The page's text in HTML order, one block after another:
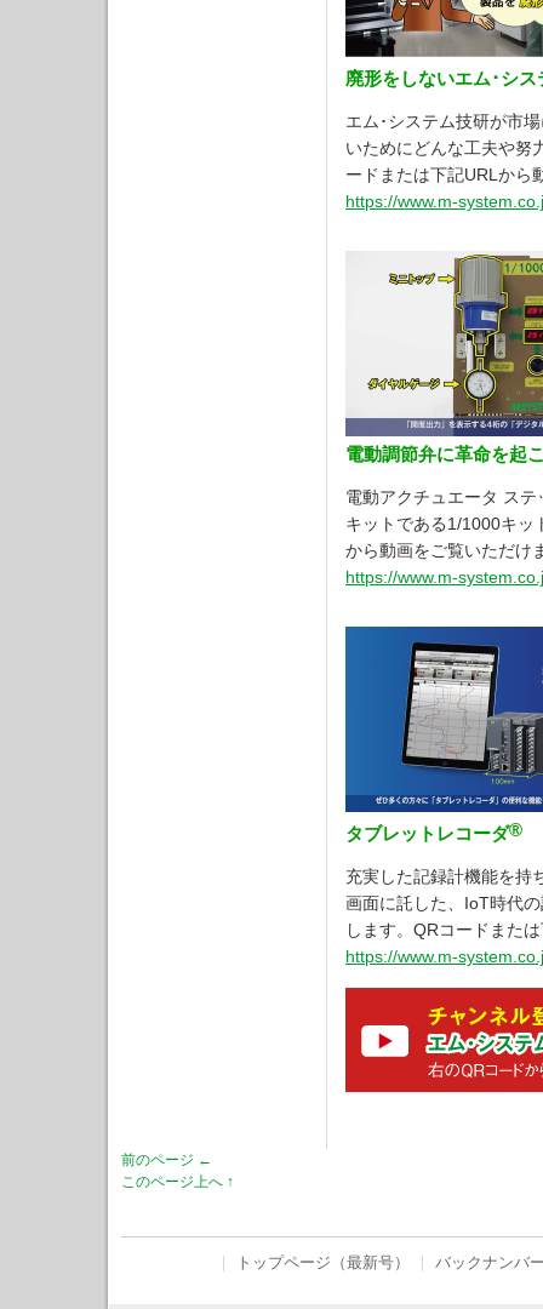
廃形をしないエム･シ
エム･システム技研が市
いためにどんな工夫や努
ードまたは下記URLから
https://www.m-
電動調節弁に革命を起
電動アクチュエータ ス
キットである1/1000キッ
から動画をご覧いただけ
https://www.m-
タブレットレコーダ®
充実した記録計機能を持
画面に託した、IoT時代
します。QRコードまた
https://www.m-
前のページ ←
このページ上へ ↑
トップページ（最新号） バックナンバ